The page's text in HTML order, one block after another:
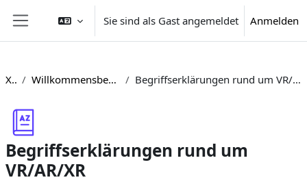
Website-Übersicht
Sie sind als Gast angemeldet Anmelden
XR Willkommensbereich Begriffserklärungen rund um VR/AR/XR
Begriffserklärungen rund um
VR/AR/XR